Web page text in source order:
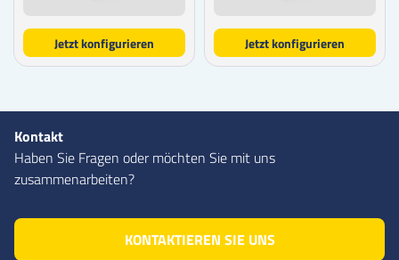
Jetzt konfigurieren Jetzt konfigurieren
Kontakt
Haben Sie Fragen oder möchten Sie mit uns
zusammenarbeiten?
KONTAKTIEREN SIE UNS